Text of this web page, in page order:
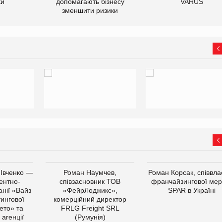
зменшити ризики
—
«Вайз
та
Роман Наумчев,
співзасновник ТОВ
«ФейрЛоджикс»,
комерційний директор
FRLG Freight SRL
(Румунія)
Роман Корсак,
франчайзингової
SPAR в Україні